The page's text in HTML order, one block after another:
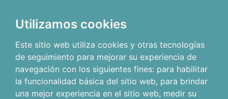
Utilizamos cookies
Este sitio web utiliza cookies y otras tecnologías
de seguimiento para mejorar su experiencia de
navegación con los siguientes fines: para habilitar
la funcionalidad básica del sitio web, para brindar
una mejor experiencia en el sitio web, medir su